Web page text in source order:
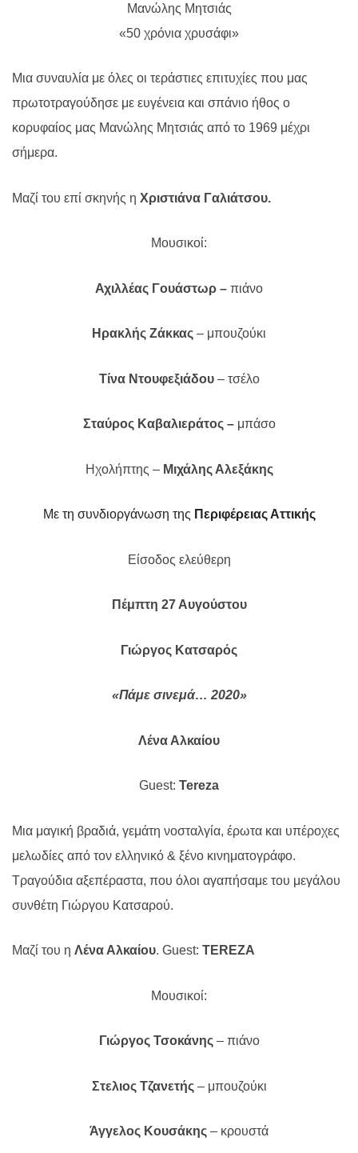
Μανώλης Μητσιάς
«50 χρόνια χρυσάφι»
Μια συναυλία με όλες οι τεράστιες επιτυχίες που μας
πρωτοτραγούδησε με ευγένεια και σπάνιο ήθος ο
κορυφαίος μας Μανώλης Μητσιάς από το 1969 μέχρι
σήμερα.
Μαζί του επί σκηνής η Χριστιάνα Γαλιάτσου.
Μουσικοί:
Αχιλλέας Γουάστωρ – πιάνο
Ηρακλής Ζάκκας – μπουζούκι
Τίνα Ντουφεξιάδου– τσέλο
Σταύρος Καβαλιεράτος – μπάσο
Ηχολήπτης – Μιχάλης Αλεξάκης
Με τη συνδιοργάνωση της Περιφέρειας Αττικής
Είσοδος ελεύθερη
Πέμπτη 27 Αυγούστου
Γιώργος Κατσαρός
«Πάμε σινεμά… 2020»
Λένα Αλκαίου
Guest: Tereza
Μια μαγική βραδιά, γεμάτη νοσταλγία, έρωτα και υπέροχες
μελωδίες από τον ελληνικό & ξένο κινηματογράφο.
Τραγούδια αξεπέραστα, που όλοι αγαπήσαμε του μεγάλου
συνθέτη Γιώργου Κατσαρού.
Μαζί του η Λένα Αλκαίου. Guest: TEREZA
Μουσικοί:
Γιώργος Τσοκάνης– πιάνο
Στελιος Τζανετής– μπουζούκι
Άγγελος Κουσάκης – κρουστά